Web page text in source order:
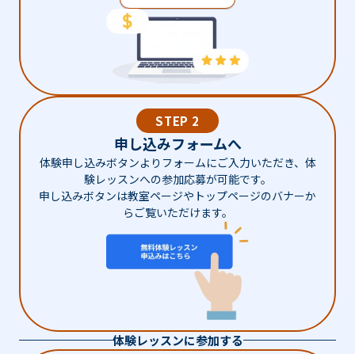
STEP 2
申し込みフォームへ
体験申し込みボタンよりフォームにご入力いただき、体
験レッスンへの参加応募が可能です。
申し込みボタンは教室ページやトップページのバナーか
らご覧いただけます。
体験レッスンに参加する